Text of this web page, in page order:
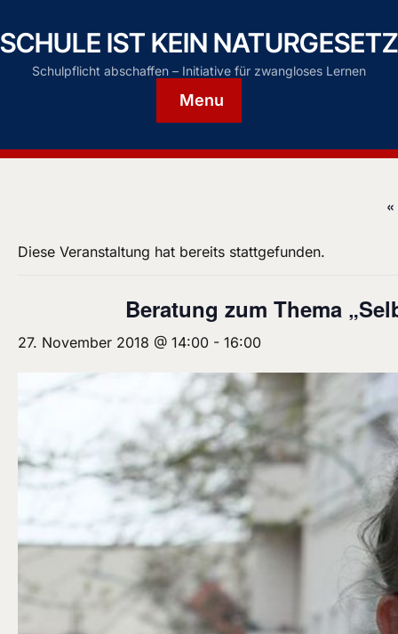
SCHULE IST KEIN NATURGESETZ
Schulpflicht abschaffen – Initiative für zwangloses Lernen
Menu
Diese Veranstaltung hat bereits stattgefunden.
Beratung zum Thema
27. November 2018 @ 14:00 - 16:00